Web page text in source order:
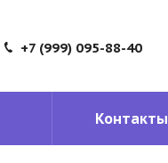
+7 (999) 095-88-40
Контакты